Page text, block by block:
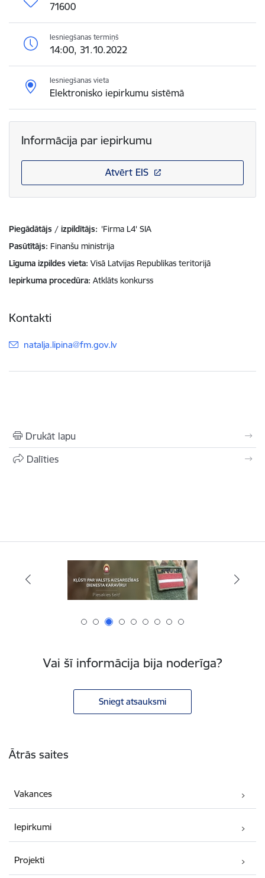
71600
Iesniegšanas termiņš
14:00, 31.10.2022
Iesniegšanas vieta
Elektronisko iepirkumu sistēmā
Informācija par iepirkumu
Atvērt EIS
Piegādātājs / izpildītājs: 'Firma L4' SIA
Pasūtītājs Finanšu ministrija
Līguma izpildes vieta Visā Latvijas Republikas teritorijā
Iepirkuma procedūra Atklāts konkurss
Kontakti
E-pasts:
natalja.lipina@fm.gov.lv
Drukāt lapu
Dalīties
Vai šī informācija bija noderīga?
Sniegt atsauksmi
Ātrās saites
Vakances
Iepirkumi
Projekti